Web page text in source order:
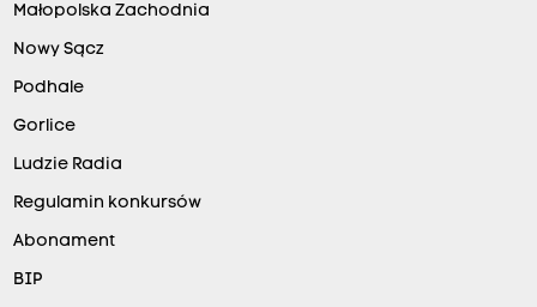
Małopolska Zachodnia
Nowy Sącz
Podhale
Gorlice
Ludzie Radia
Regulamin konkursów
Abonament
BIP